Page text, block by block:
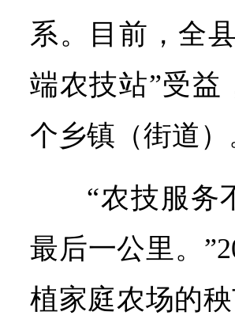
系。目前，全
端农技站”受益
个乡镇（街道）
“农技服务
最后一公里。
植家庭农场的